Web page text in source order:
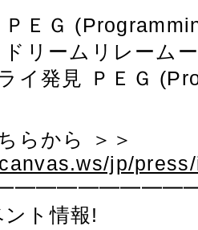
ＰＥＧ
ドリームリレーム
イ発見 ＰＥＧ
らから ＞＞
jp/
ト情報!